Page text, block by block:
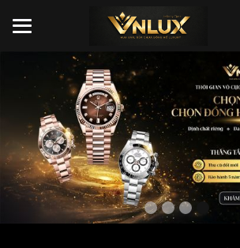
Đồng hồ casio đồng hồ G-Shock đồng hồ Orient